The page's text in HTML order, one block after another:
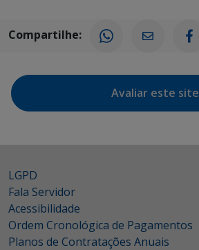
Compartilhe:
Avaliar este site
LGPD
Fala Servidor
Acessibilidade
Ordem Cronológica de Pagamentos
Planos de Contratações Anuais